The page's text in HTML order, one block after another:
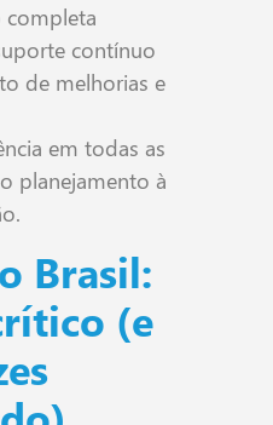
completa
contínuo
de melhorias e
em todas as
planejamento à
Brasil:
(e